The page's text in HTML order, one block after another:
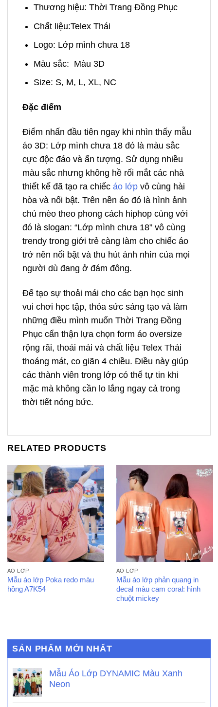
Thương hiệu: Thời Trang Đồng Phục
Chất liệu:Telex Thái
Logo: Lớp mình chưa 18
Màu sắc: Màu 3D
Size: S, M, L, XL, NC
Đặc điểm
Điểm nhấn đầu tiên ngay khi nhìn thấy mẫu
áo 3D: Lớp mình chưa 18 đó là màu sắc
cực độc đáo và ấn tượng. Sử dụng nhiều
màu sắc nhưng không hề rối mắt các nhà
thiết kế đã tạo ra chiếc áo lớp vô cùng hài
hòa và nổi bật. Trên nền áo đó là hình ảnh
chú mèo theo phong cách hiphop cùng với
đó là slogan: “Lớp mình chưa 18” vô cùng
trendy trong giới trẻ càng làm cho chiếc áo
trở nên nổi bật và thu hút ánh nhìn của mọi
người dù đang ở đám đông.
Để tạo sự thoải mái cho các bạn học sinh
vui chơi học tập, thỏa sức sáng tạo và làm
những điều mình muốn Thời Trang Đồng
Phục cẩn thận lựa chọn form áo oversize
rộng rãi, thoải mái và chất liệu Telex Thái
thoáng mát, co giãn 4 chiều. Điều này giúp
các thành viên trong lớp có thể tự tin khi
mặc mà không cần lo lắng ngay cả trong
thời tiết nóng bức.
RELATED PRODUCTS
ÁO LỚP
Mẫu áo lớp Poka redo màu
hồng A7K54
ÁO LỚP
Mẫu áo lớp phản quang in
decal màu cam coral: hình
chuột mickey
SẢN PHẨM MỚI NHẤT
Mẫu Áo Lớp DYNAMIC Màu Xanh
Neon